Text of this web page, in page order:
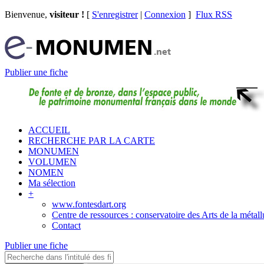
Bienvenue, visiteur ! [ S'enregistrer| Connexion ] Flux RSS
Publier une fiche
ACCUEIL
RECHERCHE PAR LA CARTE
MONUMEN
VOLUMEN
NOMEN
Ma sélection
+
www.fontesdart.org
Centre de ressources : conservatoire des Arts de la
Contact
Publier une fiche